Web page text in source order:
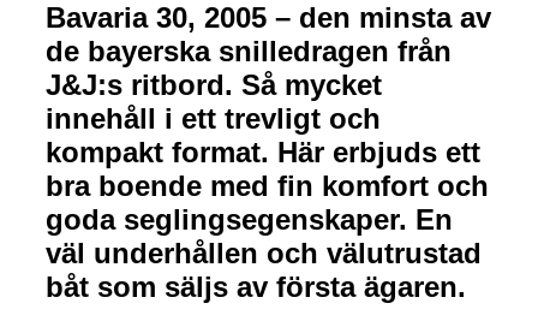
Bavaria 30, 2005 – den minsta av
de bayerska snilledragen från
J&J:s ritbord. Så mycket
innehåll i ett trevligt och
kompakt format. Här erbjuds ett
bra boende med fin komfort och
goda seglingsegenskaper. En
väl underhållen och välutrustad
båt som säljs av första ägaren.